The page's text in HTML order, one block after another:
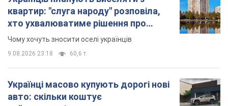
квартир: "слуга народу" розповіла,
хто ухвалюватиме рішення про
знесення будинків
Чому хочуть зносити оселі українців
9.08.2026 23:18 60,6 т.
Українці масово купують дорогі нові
авто: скільки коштує